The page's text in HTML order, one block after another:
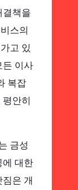
책을
스의
고 있
든 이사
복잡
안히
금성
에 대한
은 개